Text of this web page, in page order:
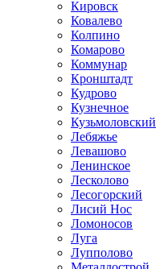
Кировск
Ковалево
Колпино
Комарово
Коммунар
Кронштадт
Кудрово
Кузнечное
Кузьмоловский
Лебяжье
Левашово
Ленинское
Лесколово
Лесогорский
Лисий Нос
Ломоносов
Луга
Лупполово